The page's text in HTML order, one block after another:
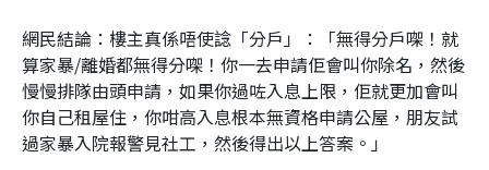
網民結論：樓主真係唔使諗「分戶」：「無得分戶㗎！就
算家暴/離婚都無得分㗎！你一去申請佢會叫你除名，然後
慢慢排隊由頭申請，如果你過咗入息上限，佢就更加會叫
你自己租屋住，你咁高入息根本無資格申請公屋，朋友試
過家暴入院報警見社工，然後得出以上答案。」